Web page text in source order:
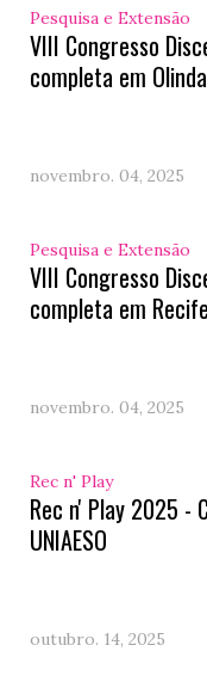
Pesquisa e Extensão
VIII Congresso
completa em Olinda
novembro. 04, 2025
Pesquisa e Extensão
VIII Congresso
completa em Recife
novembro. 04, 2025
Rec n' Play
Rec n' Play 2025 -
UNIAESO
outubro. 14, 2025